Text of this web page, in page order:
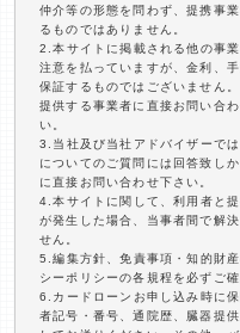
仲介等の形態を問わず、提携事
るものではありません。
2.本サイトに掲載される他の事
注意を払っていますが、金利、
保証するものではございません
提供する事業者に直接お問い合
い。
3.当社及び当社アドバイザーで
についてのご質問には回答致し
に直接お問い合わせ下さい。
4.本サイトに関して、利用者と
が発生した場合、当事者間で解
せん。
5.編集方針、免責事項・知的財
シーポリシーの各規程を必ずご
6.カードローンお申し込み時に
者記号・番号、通院歴、臓器提